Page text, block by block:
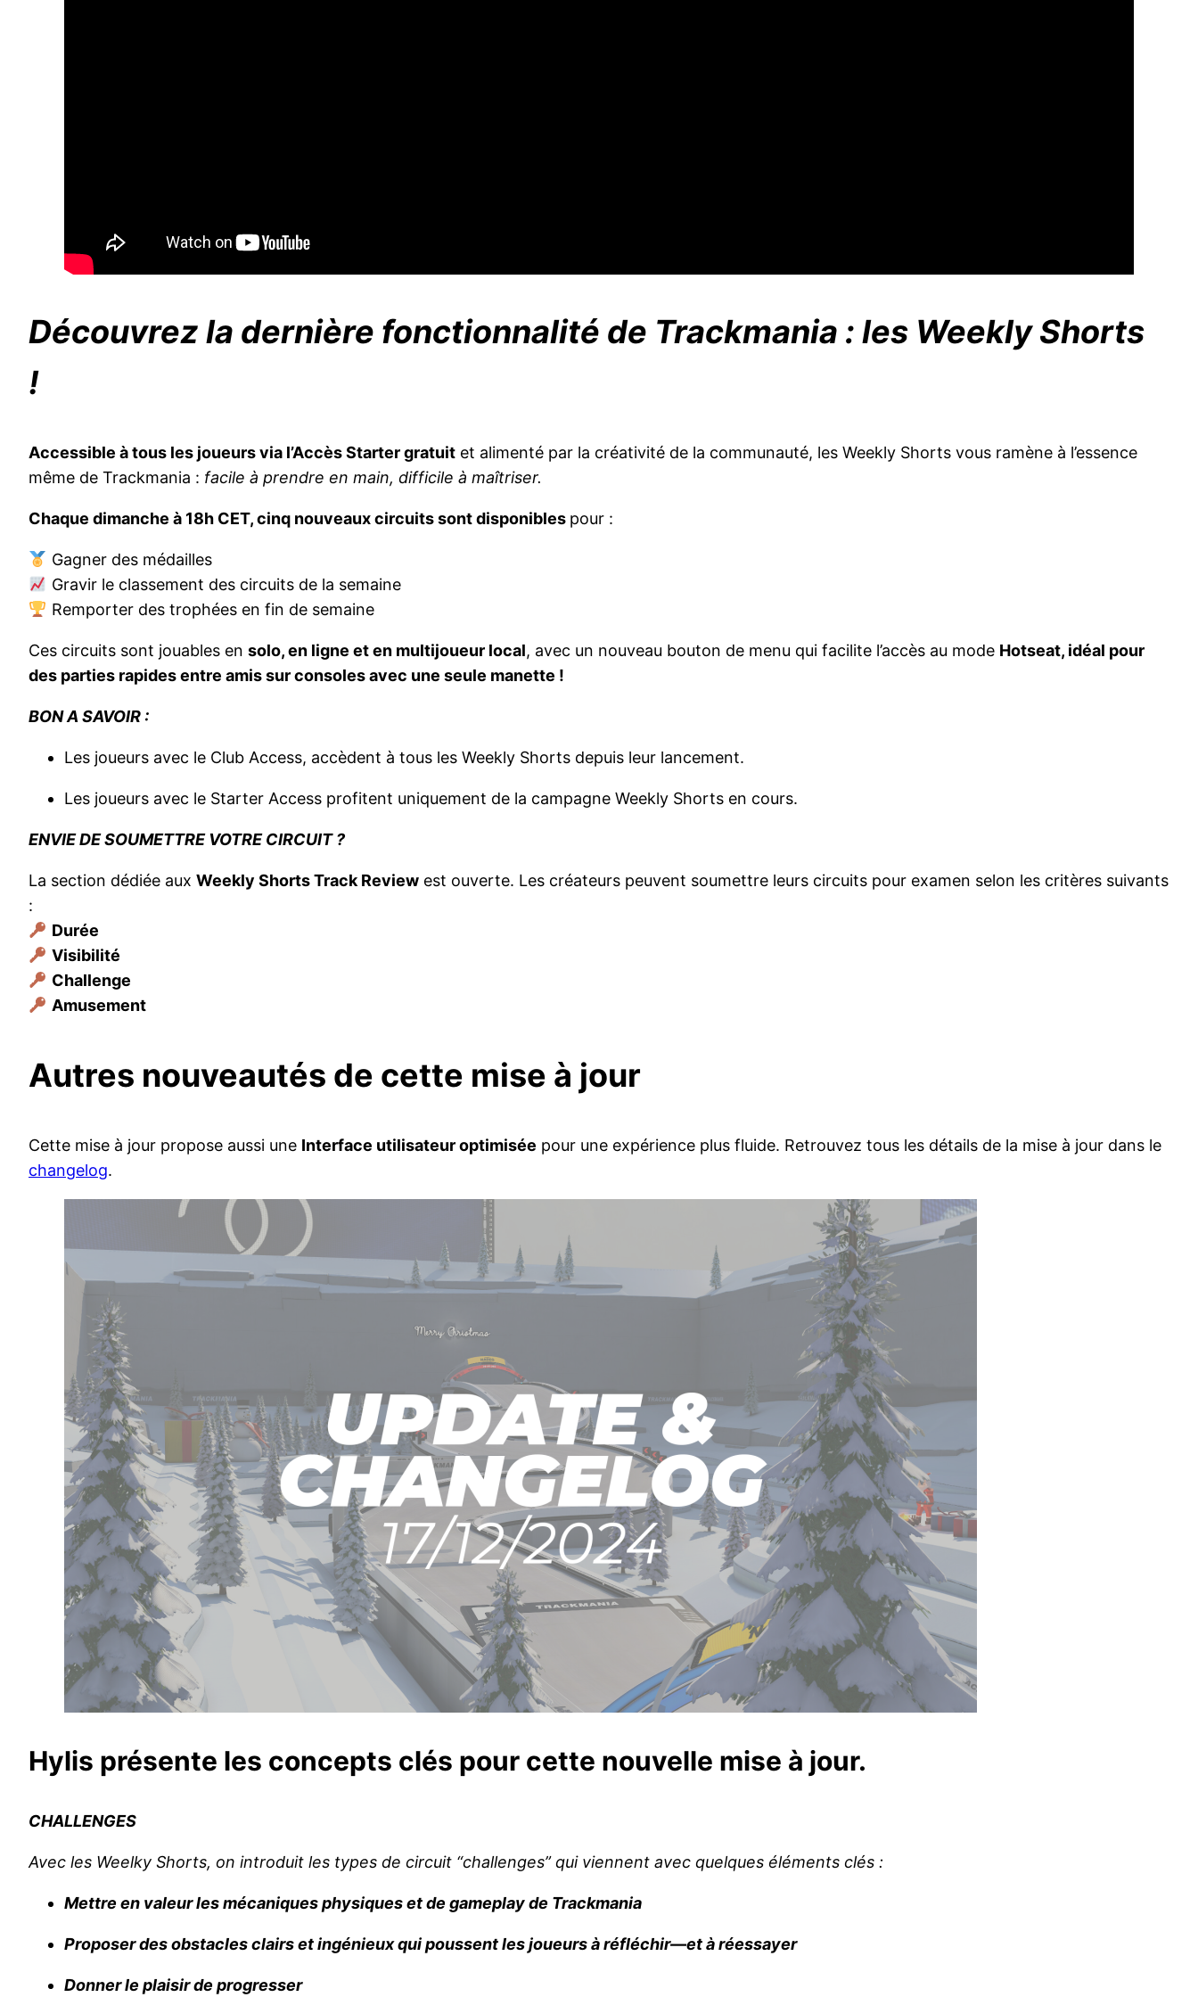
Découvrez la dernière fonctionnalité de Trackmania : les Weekly Shorts
!
Accessible à tous les joueurs via l’Accès Starter gratuit et alimenté par la créativité de la communauté, les Weekly Shorts vous ramène à l’essence
même de Trackmania : facile à prendre en main, difficile à maîtriser.
Chaque dimanche à 18h CET, cinq nouveaux circuits sont disponibles pour :
Gagner des médailles
Gravir le classement des circuits de la semaine
Remporter des trophées en fin de semaine
Ces circuits sont jouables en solo, en ligne et en multijoueur local, avec un nouveau bouton de menu qui facilite l’accès au mode Hotseat, idéal pour
des parties rapides entre amis sur consoles avec une seule manette !
BON A SAVOIR :
Les joueurs avec le Club Access, accèdent à tous les Weekly Shorts depuis leur lancement.
Les joueurs avec le Starter Access profitent uniquement de la campagne Weekly Shorts en cours.
ENVIE DE SOUMETTRE VOTRE CIRCUIT ?
La section dédiée aux Weekly Shorts Track Review est ouverte. Les créateurs peuvent soumettre leurs circuits pour examen selon les critères suivants
:
Durée
Visibilité
Challenge
Amusement
Autres nouveautés de cette mise à jour
Cette mise à jour propose aussi une Interface utilisateur optimisée pour une expérience plus fluide. Retrouvez tous les détails de la mise à jour dans le
changelog.
Hylis présente les concepts clés pour cette nouvelle mise à jour.
CHALLENGES
Avec les Weelky Shorts, on introduit les types de circuit “challenges” qui viennent avec quelques éléments clés :
Mettre en valeur les mécaniques physiques et de gameplay de Trackmania
Proposer des obstacles clairs et ingénieux qui poussent les joueurs à réfléchir—et à réessayer
Donner le plaisir de progresser